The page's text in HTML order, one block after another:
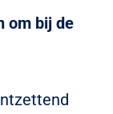
om bij de